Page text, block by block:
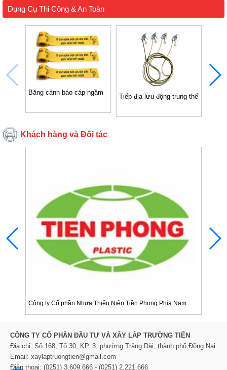
Dụng Cụ Thi Công & An Toàn
Băng cảnh báo cáp ngầm
Tiếp địa lưu động trung thế
Khách hàng và Đối tác
Công ty Cổ phần Nhựa Thiếu Niên Tiền Phong Phía Nam
CÔNG TY CỔ PHẦN ĐẦU TƯ VÀ XÂY LẮP TRƯỜNG TIẾN
Địa chỉ: Số 168, Tổ 30, KP. 3, phường Trảng Dài, thành phố Đồng Nai
Email: xaylaptruongtien@gmail.com
Điện thoại: (0251) 3.609.666 - (0251) 2.221.666